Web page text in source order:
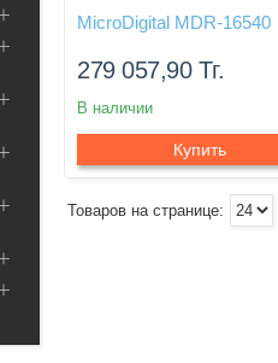
MicroDigital MDR-16540
279 057,90 Тг.
В наличии
Купить